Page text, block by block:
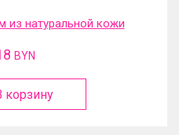
натуральной кожи
BYN
корзину